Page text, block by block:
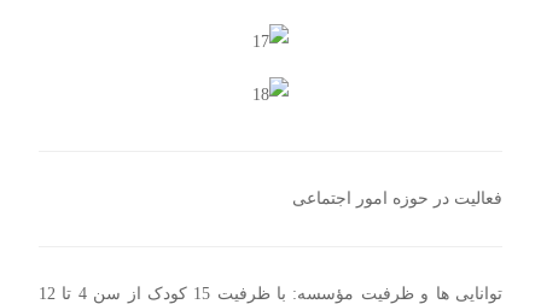
فعالیت در حوزه امور اجتماعی
توانایی ها و ظرفیت مؤسسه: با ظرفیت 15 کودک از سن 4 تا 12